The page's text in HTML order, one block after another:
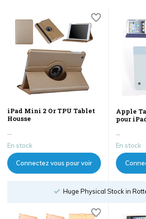
iPad Mini 2 Or TPU Tablet
Housse
En stock
Connectez vous pour voir
Apple
pour
En stock
Order until 18:00